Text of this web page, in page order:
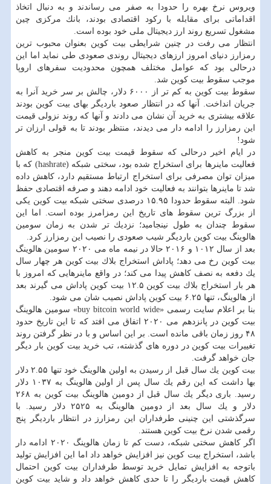
ویروس نرخ بهره را حدودا به صفر می رساندند و به دنبال اتخاذ
اقداماتی برای مقابله با ركود اقتصادی بودند، بانك مركزی چین
مشغول تسریع روند ارز دیجیتال ملی خود بوده است.
انتظار می رفت در چنین شرایطی بیت كوین بعنوان محبوب ترین
رمزارز دنیای امروز ارزهای دیجیتال روندی صعودی طی نماید اما این
درحالی بود كه عوامل مختلف همچون محدودیت سفرهای اروپا
موجب سقوط بیت كوین شد.
سقوط بیت كوین به كم تر از ۶۰۰۰ دلار، چالش بر سر خرید آنرا به
جریان انداخت. آنها كه در انتظار صعود باردیگر بهای بیت كوین بودند
علاقه بیشتری به خرید آن نشان می دادند و آنها كه روند نزولی قیمت
این رمزارز را ادامه دار می دیدند، منتظر بودند تا به قولی ارزان تر
شود!
در ایام اخیر درحالی كه سقوط قیمت بیت كوین منجر به كاهش
فعالیت ماینرها برای استخراج شده بود، سختی شبكه (hashrate) كه با
میزان توان مصرفی برای استخراج ارتباط مستقیم دارد، كاهش داده
شد تا ماینرها بتوانند به فعالیت خود ادامه دهند و صرفه اقتصادی حفظ
شود. البته سقوط حدودا ۱۵.۹۵ درصدی سختی شبكه بیت كوین یكی
از بزرگ ترین سقوط های تاریخ این رمزامرز بوده است. اما این
سقوط چندان به طول نینجامید؛ نزدیك تر شدن به زمان سومین
هالوینگ بیت كوین باردیگر شیب صعودی را نصیب این رمزارز كرد.
بعد از سال ۱۰۱۲ و ۲۰۱۶ حالا در نیمه ماه می ۲۰۲۰ سومین هالوینگ
بیت كوین رخ می دهد؛ پاداش استخراج بلاك بیت كوین هر چهار سال
یك دفعه به نصف كاهش پیدا می كند؛ در واقع ماینرهایی كه امروز با
هر بار استخراج بلاك بیت كوین ۱۲.۵ بیت كوین پاداش می گیرند بعد
از هالوینگ، تنها ۶.۲۵ بیت كوین پاداش نصیب شان می شود.
بنا بر اعلام سایت رسمی «buy bitcoin world wide» سومین هالوینگ
بیت كوین در پانزدهم می ۲۰۲۰ اتفاق می افتد كه تا این تاریخ حدود
۴۸ روز زمان باقی مانده است. بر این اساس و با در نظر گرفتن روند
تغییرات بیت كوین در دوره های گذشته، تب خرید بیت كوین بار دیگر
جان خواهد گرفت.
بیت كوین یك سال قبل از رسیدن به اولین هالوینگ خود تنها ۲.۵۵ دلار
بها داشت كه این رقم یك سال پس از اولین هالوینگ به ۱۰۳۷ دلار
رسید. باری دیگر یك سال قبل از دومین هالوینگ بیت كوین به ۲۶۸
دلار و یك سال بعد از دومین هالوینگ به ۲۵۲۵ دلار رسید. با
سرگذشتی این چنینی طرفداران این رمزارز در انتظار باردیگر پنج
رقمی شدن نرخ بیت كوین هستند.
اگر كاهش سختی شبكه، دست كم تا زمان هالوینگ ۲۰۲۰ ادامه دار
باشد، استخراج بیت كوین نیز افزایش خواهد داد اما این افزایش تولید
باتوجه به افزایش تمایل خرید توسط طرفداران بیت كوین احتمال
كاهش قیمت باردیگر را تا حدی كاهش خواهد داد و شاید بیت كوین